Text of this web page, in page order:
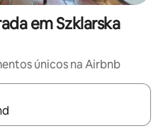
em Szklarska
únicos na Airbnb
disponíveis, navegue com